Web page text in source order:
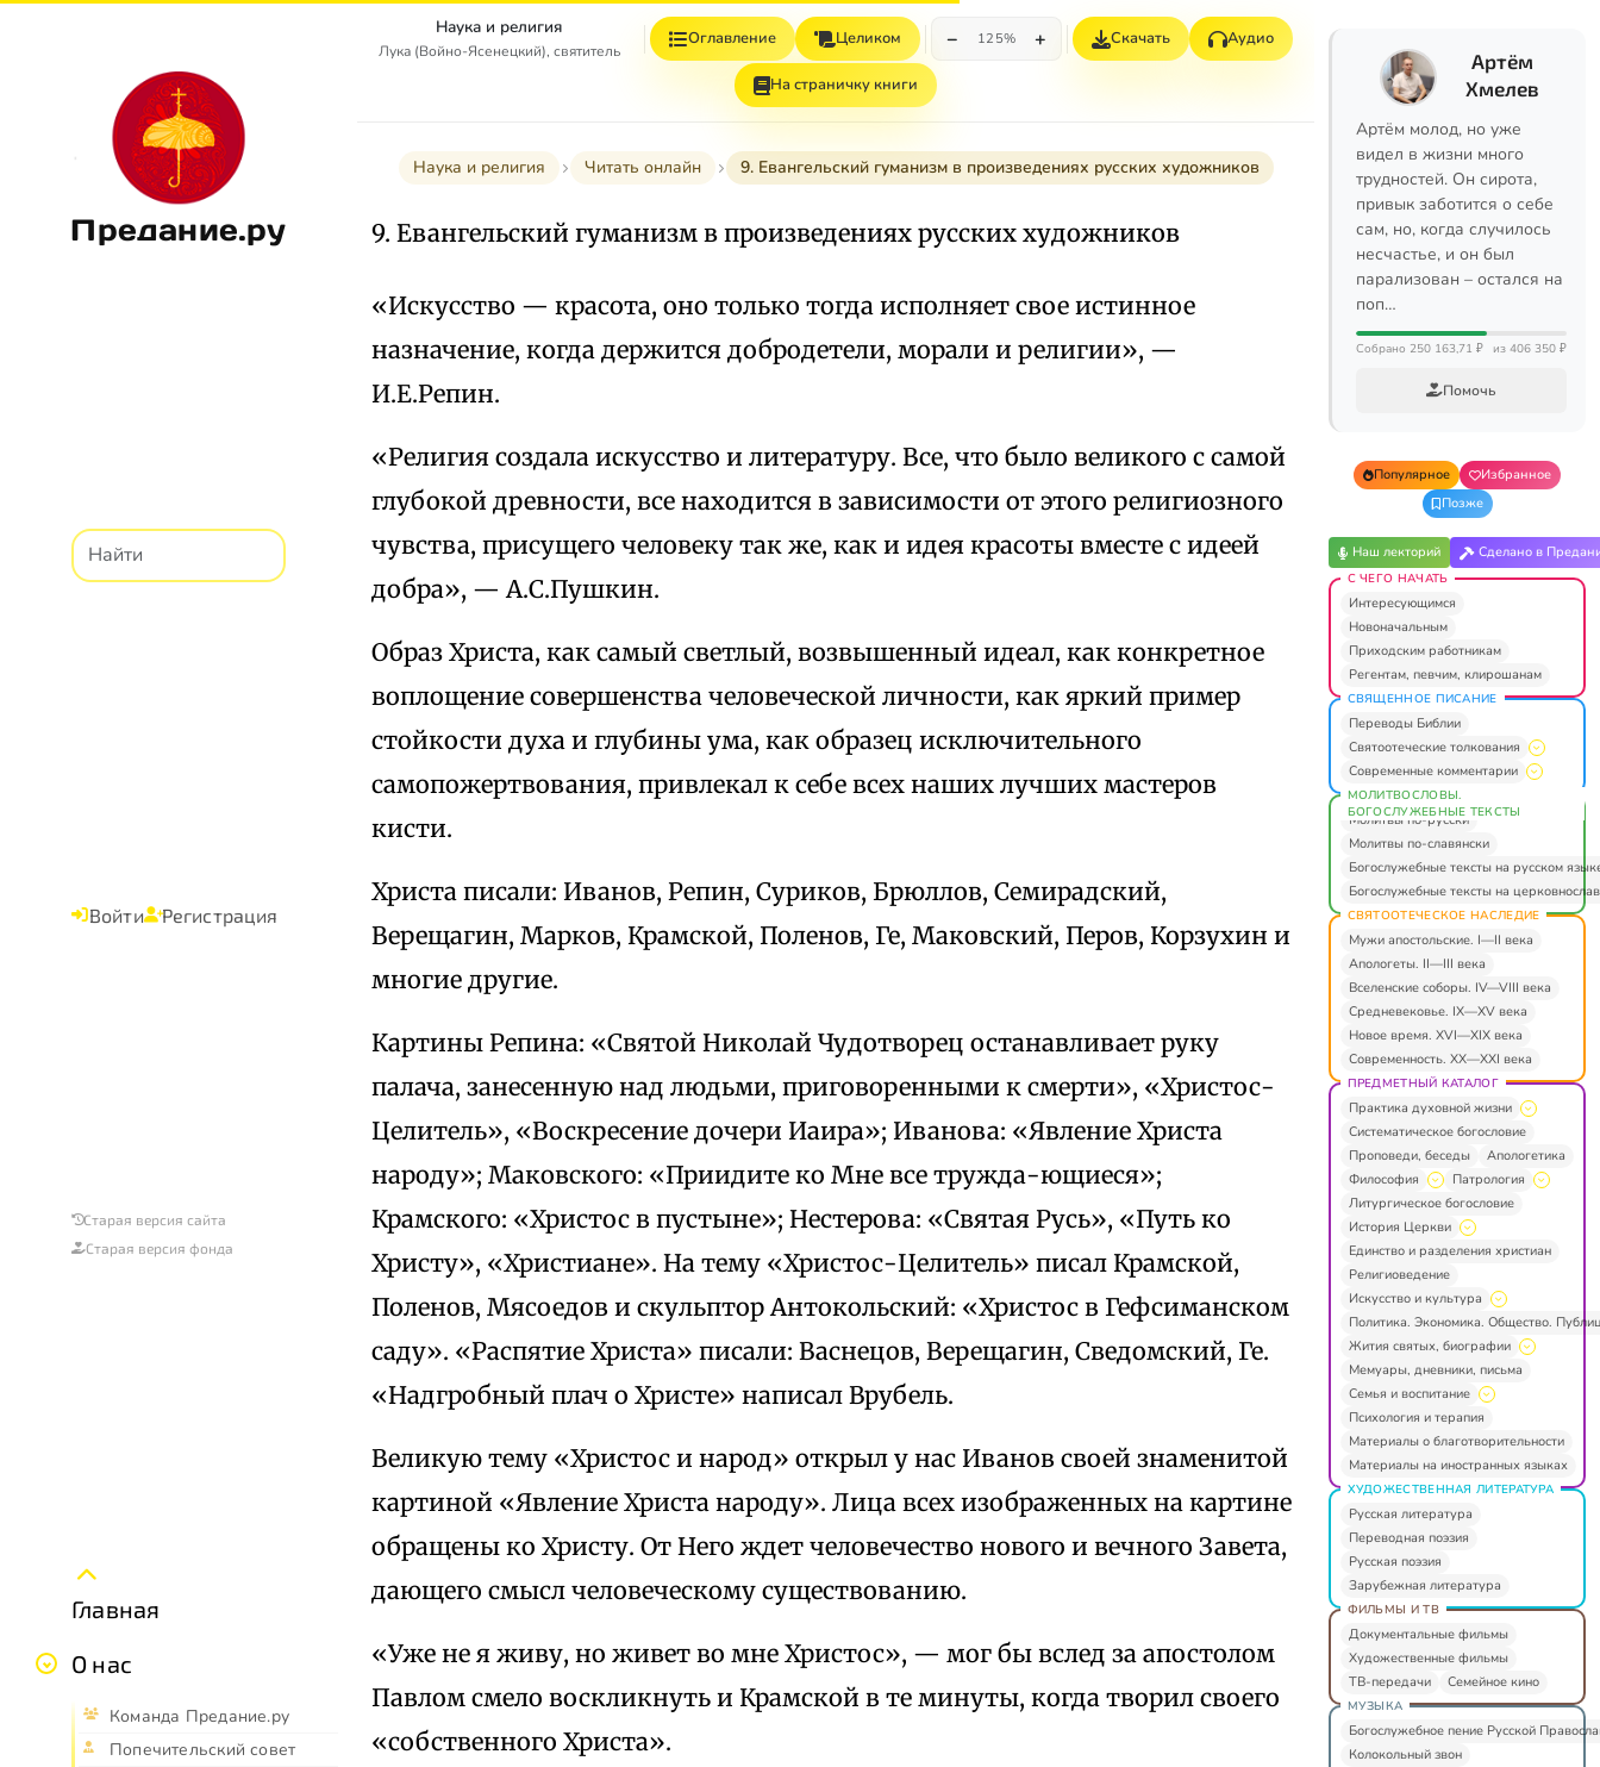
Предание.ру
Войти Регистрация
Старая версия сайта
Старая версия фонда
Главная
О нас
Команда Предание.ру
Попечительский совет
Наука и религия
Лука (Войно-Ясенецкий), святитель
Оглавление Целиком − 125% + Скачать Аудио
На страничку книги
Наука и религия Читать онлайн 9. Евангельский гуманизм в произведениях русских художников
9. Евангельский гуманизм в произведениях русских художников
«Искусство — красота, оно только тогда исполняет свое истинное
назначение, когда держится добродетели, морали и религии», —
И.Е.Репин.
«Религия создала искусство и литературу. Все, что было великого с самой
глубокой древности, все находится в зависимости от этого религиозного
чувства, присущего человеку так же, как и идея красоты вместе с идеей
добра», — А.С.Пушкин.
Образ Христа, как самый светлый, возвышенный идеал, как конкретное
воплощение совершенства человеческой личности, как яркий пример
стойкости духа и глубины ума, как образец исключительного
самопожертвования, привлекал к себе всех наших лучших мастеров
кисти.
Христа писали: Иванов, Репин, Суриков, Брюллов, Семирадский,
Верещагин, Марков, Крамской, Поленов, Ге, Маковский, Перов, Корзухин и
многие другие.
Картины Репина: «Святой Николай Чудотворец останавливает руку
палача, занесенную над людьми, приговоренными к смерти», «Христос-
Целитель», «Воскресение дочери Иаира»; Иванова: «Явление Христа
народу»; Маковского: «Приидите ко Мне все тружда-ющиеся»;
Крамского: «Христос в пустыне»; Нестерова: «Святая Русь», «Путь ко
Христу», «Христиане». На тему «Христос-Целитель» писал Крамской,
Поленов, Мясоедов и скульптор Антокольский: «Христос в Гефсиманском
саду». «Распятие Христа» писали: Васнецов, Верещагин, Сведомский, Ге.
«Надгробный плач о Христе» написал Врубель.
Великую тему «Христос и народ» открыл у нас Иванов своей знаменитой
картиной «Явление Христа народу». Лица всех изображенных на картине
обращены ко Христу. От Него ждет человечество нового и вечного Завета,
дающего смысл человеческому существованию.
«Уже не я живу, но живет во мне Христос», — мог бы вслед за апостолом
Павлом смело воскликнуть и Крамской в те минуты, когда творил своего
«собственного Христа».
Артём
Хмелев
Артём молод, но уже
видел в жизни много
трудностей. Он сирота,
привык заботится о себе
сам, но, когда случилось
несчастье, и он был
парализован – остался на
поп…
Собрано 250 163,71 ₽ из 406 350 ₽
Помочь
Популярное
Избранное
Позже
Наш лекторий Сделано в
С ЧЕГО НАЧАТЬ
Интересующимся
Новоначальным
Приходским работникам
Регентам, певчим, клирошанам
СВЯЩЕННОЕ ПИСАНИЕ
Переводы Библии
Святоотеческие толкования
Современные комментарии
МОЛИТВОСЛОВЫ.
БОГОСЛУЖЕБНЫЕ ТЕКСТЫ
Молитвы по-русски
Молитвы по-славянски
Богослужебные тексты на русском
Богослужебные тексты на
СВЯТООТЕЧЕСКОЕ НАСЛЕДИЕ
Мужи апостольские. I—II века
Апологеты. II—III века
Вселенские соборы. IV—VIII века
Средневековье. IX—XV века
Новое время. XVI—XIX века
Современность. XX—XXI века
ПРЕДМЕТНЫЙ КАТАЛОГ
Практика духовной жизни
Систематическое богословие
Проповеди, беседы
Апологетика
Философия
Патрология
Литургическое богословие
История Церкви
Единство и разделения христиан
Религиоведение
Искусство и культура
Политика. Экономика. Общество.
Жития святых, биографии
Мемуары, дневники, письма
Семья и воспитание
Психология и терапия
Материалы о благотворительности
Материалы на иностранных языках
ХУДОЖЕСТВЕННАЯ ЛИТЕРАТУРА
Русская литература
Переводная поэзия
Русская поэзия
Зарубежная литература
ФИЛЬМЫ И ТВ
Документальные фильмы
Художественные фильмы
ТВ-передачи
Семейное кино
МУЗЫКА
Богослужебное пение Русской
Колокольный звон